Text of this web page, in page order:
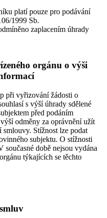
platí pouze pro podávání
1999 Sb.
zaplacením úhrady
orgánu o výši
při vyřizování žádosti o
s výší úhrady sdělené
před podáním
odměny za oprávnění užít
Stížnost lze podat
subjektu. O stížnosti
současné době nejsou vydána
týkajících se těchto